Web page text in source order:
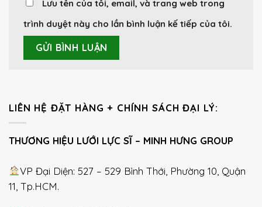
Lưu tên của tôi, email, và trang web trong
trình duyệt này cho lần bình luận kế tiếp của tôi.
LIÊN HỆ ĐẶT HÀNG + CHÍNH SÁCH ĐẠI LÝ:
THƯƠNG HIỆU LƯỚI LỰC SĨ – MINH HƯNG GROUP
VP Đại Diện: 527 – 529 Bình Thới, Phường 10, Quận
11, Tp.HCM.